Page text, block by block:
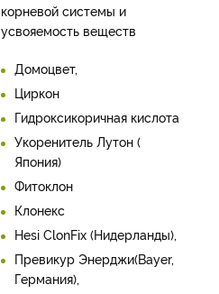
корневой системы и
усвояемость веществ
Домоцвет,
Циркон
Гидроксикоричная кислота
Укоренитель Лутон (
Япония)
Фитоклон
Клонекс
Hesi ClonFix (Нидерланды),
Превикур Энерджи(Bayer,
Германия),